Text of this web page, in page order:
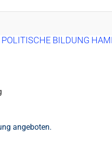
BILDUNG
angeboten.